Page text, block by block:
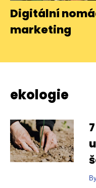
Digitální
marketing
ekologie